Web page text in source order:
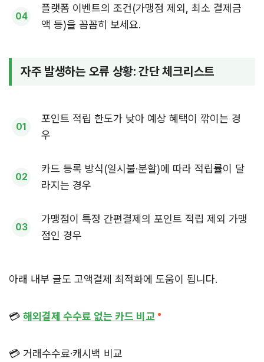
플랫폼 이벤트의 조건(가맹점 제외, 최소 결제금
액 등)을 꼼꼼히 보세요.
자주 발생하는 오류 상황: 간단 체크리스트
포인트 적립 한도가 낮아 예상 혜택이 깎이는 경
우
카드 등록 방식(일시불·분할)에 따라 적립률이 달
라지는 경우
가맹점이 특정 간편결제의 포인트 적립 제외 가맹
점인 경우
아래 내부 글도 고액결제 최적화에 도움이 됩니다.
💳 해외결제 수수료 없는 카드 비교
💳 거래수수료·캐시백 비교